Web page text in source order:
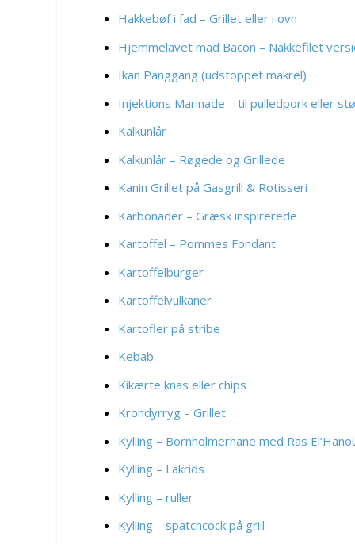
Hakkebøf i fad – Grillet eller i ovn
Hjemmelavet mad Bacon – Nakkefilet
Ikan Panggang (udstoppet makrel)
Injektions Marinade – til pulledpork eller
Kalkunlår
Kalkunlår – Røgede og Grillede
Kanin Grillet på Gasgrill & Rotisseri
Karbonader – Græsk inspirerede
Kartoffel – Pommes Fondant
Kartoffelburger
Kartoffelvulkaner
Kartofler på stribe
Kebab
Kikærte knas eller chips
Krondyrryg – Grillet
Kylling – Bornholmerhane med Ras
Kylling – Lakrids
Kylling – ruller
Kylling – spatchcock på grill